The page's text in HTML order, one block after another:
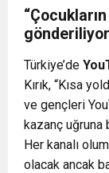
Türkiye’de
Kırık, “Kısa
ve gençleri
kazanç uğruna
Her kanalı
olacak ancak